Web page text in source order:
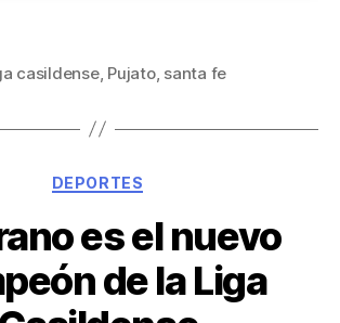
casildense, Pujato, santa fe
DEPORTES
es el nuevo
de la Liga